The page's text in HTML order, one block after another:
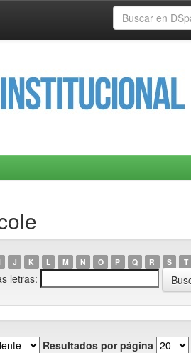
J K L M N O P Q R S T
letras:
Resultados por página